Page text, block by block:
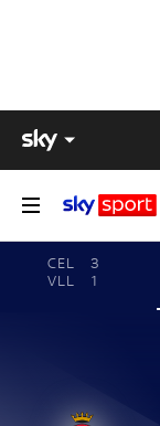
CEL
3
VLL
1